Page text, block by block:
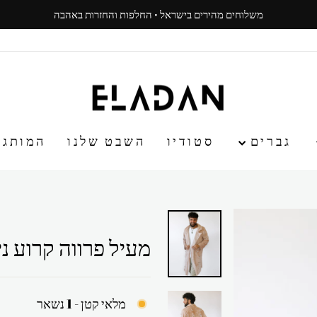
עצור
ניגון
משלוחים מהירים בישראל · החלפות והחזרות באהבה
גברים סטודיו השבט שלנו המותג
מעיל פרווה קרוע
מלאי קטן - 1 נשאר